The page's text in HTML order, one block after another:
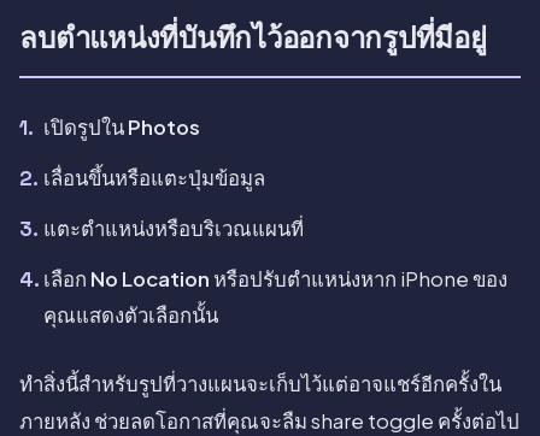
ลบตำแหน่งที่บันทึกไว้ออกจากรูปที่มีอยู่
เปิดรูปในPhotos
เลื่อนขึ้นหรือแตะปุ่มข้อมูล
แตะตำแหน่งหรือบริเวณแผนที่
เลือก No Location หรือปรับตำแหน่งหาก iPhone ของ
คุณแสดงตัวเลือกนั้น
ทำสิ่งนี้สำหรับรูปที่วางแผนจะเก็บไว้แต่อาจแชร์อีกครั้งใน
ภายหลัง ช่วยลดโอกาสที่คุณจะลืม share toggle ครั้งต่อไป